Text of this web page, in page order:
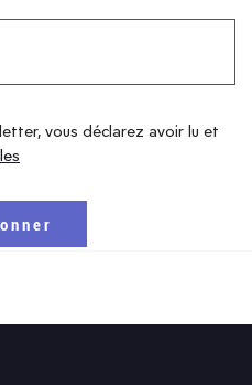
vous déclarez avoir lu et